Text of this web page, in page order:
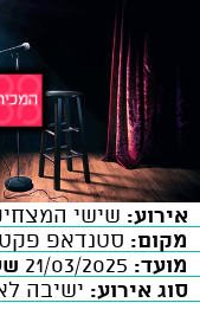
אירוע: שישי המצחיק
מקום: סטנדאפ
מועד:
סוג אירוע: ישיבה